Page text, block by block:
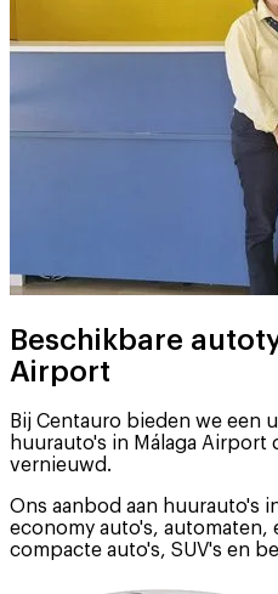
Beschikbare
Airport
Bij Centauro bieden we een
huurauto's in Málaga Airport
vernieuwd.
Ons aanbod aan huurauto's
economy auto's, automaten,
compacte auto's, SUV's en